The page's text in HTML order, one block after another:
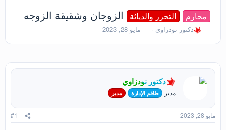
محارم التحرر والدياثة الزوجان وشقيقة الزوجه
ب
د
ا
م
و
ع
دكتور نودزاوي
ت
ر
خ
ل
ب
د
ء
مايو 28, 2023
دكتور نودزاوي
مدير طاقم الإدارة مدير
مايو 28, 2023 #1